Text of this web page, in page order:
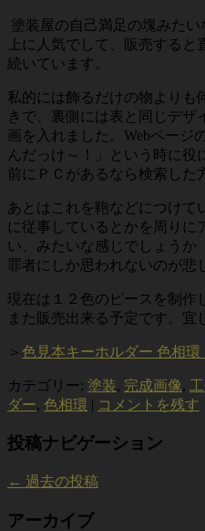
塗装屋の自己満足の塊みた
上に人気でして、販売する
続いています。
私的には飾るだけの物よりも
きで、裏側には表と同じデザ
画を入れました。Webページ
んだっけ～！」という時に役
前にＰＣがあるなら検索した
あとはこれを鞄などにつけて
に従事しているとかを周りに
い、みたいな感じでしょうか
罪者にしか思われないのが悲
現在は１２色のピースを制作
また販売出来る予定です。宜
＞ 色見本キーホルダー 色相
カテゴリー: 塗装, 完成画像,
ダー, 色相環 | コメントを残す
投稿ナビゲーション
← 過去の投稿
アーカイブ